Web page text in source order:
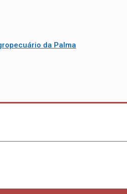
da Palma